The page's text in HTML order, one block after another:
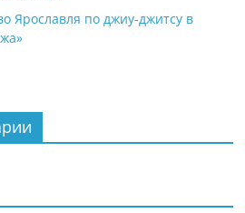
Ярославля по джиу-джитсу в